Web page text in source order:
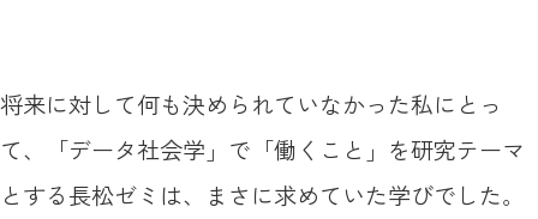
将来に対して何も決められていなかった私にとっ
て、「データ社会学」で「働くこと」を研究テーマ
とする長松ゼミは、まさに求めていた学びでした。